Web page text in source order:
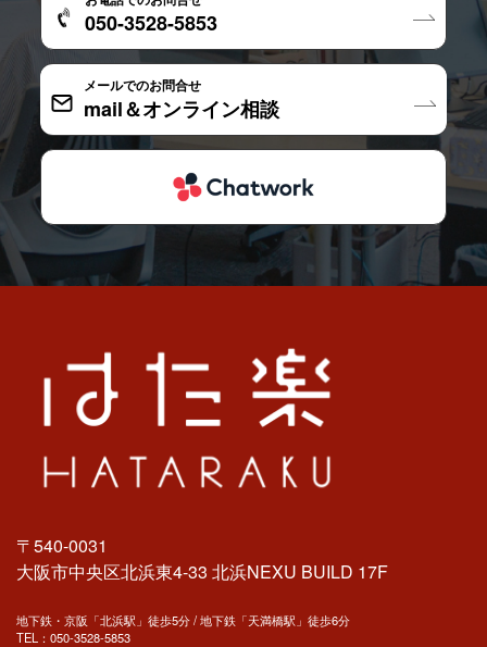
050-3528-5853
メールでのお問合せ
mail＆オンライン相談
〒540-0031
大阪市中央区北浜東4-33 北浜NEXU BUILD 17F
地下鉄・京阪「北浜駅」徒歩5分 / 地下鉄「天満橋駅」徒歩6分
TEL： 050-3528-5853